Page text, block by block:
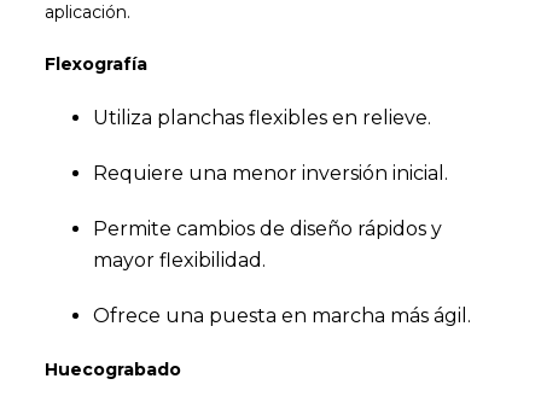
aplicación.
Flexografía
Utiliza planchas flexibles en relieve.
Requiere una menor inversión inicial.
Permite cambios de diseño rápidos y
mayor flexibilidad.
Ofrece una puesta en marcha más ágil.
Huecograbado